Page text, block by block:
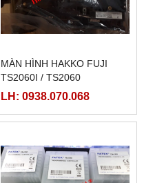
MÀN HÌNH HAKKO FUJI
TS2060I / TS2060
LH: 0938.070.068